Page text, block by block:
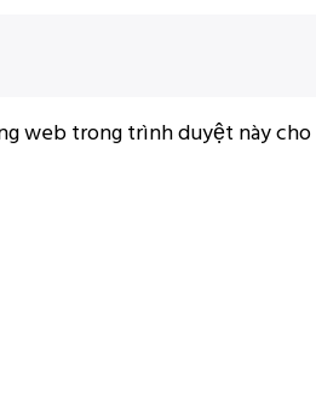
web trong trình duyệt này